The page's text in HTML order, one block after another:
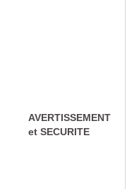
AVERTISSEMENT
et SECURITE